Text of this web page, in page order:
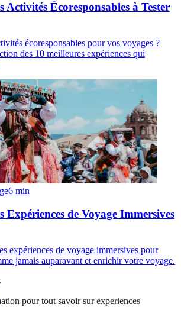
Activités Écoresponsables à Tester
écoresponsables pour vos voyages ?
des 10 meilleures expériences qui
6 min
Expériences de Voyage Immersives
expériences de voyage immersives pour
jamais auparavant et enrichir votre voyage.
pour tout savoir sur experiences